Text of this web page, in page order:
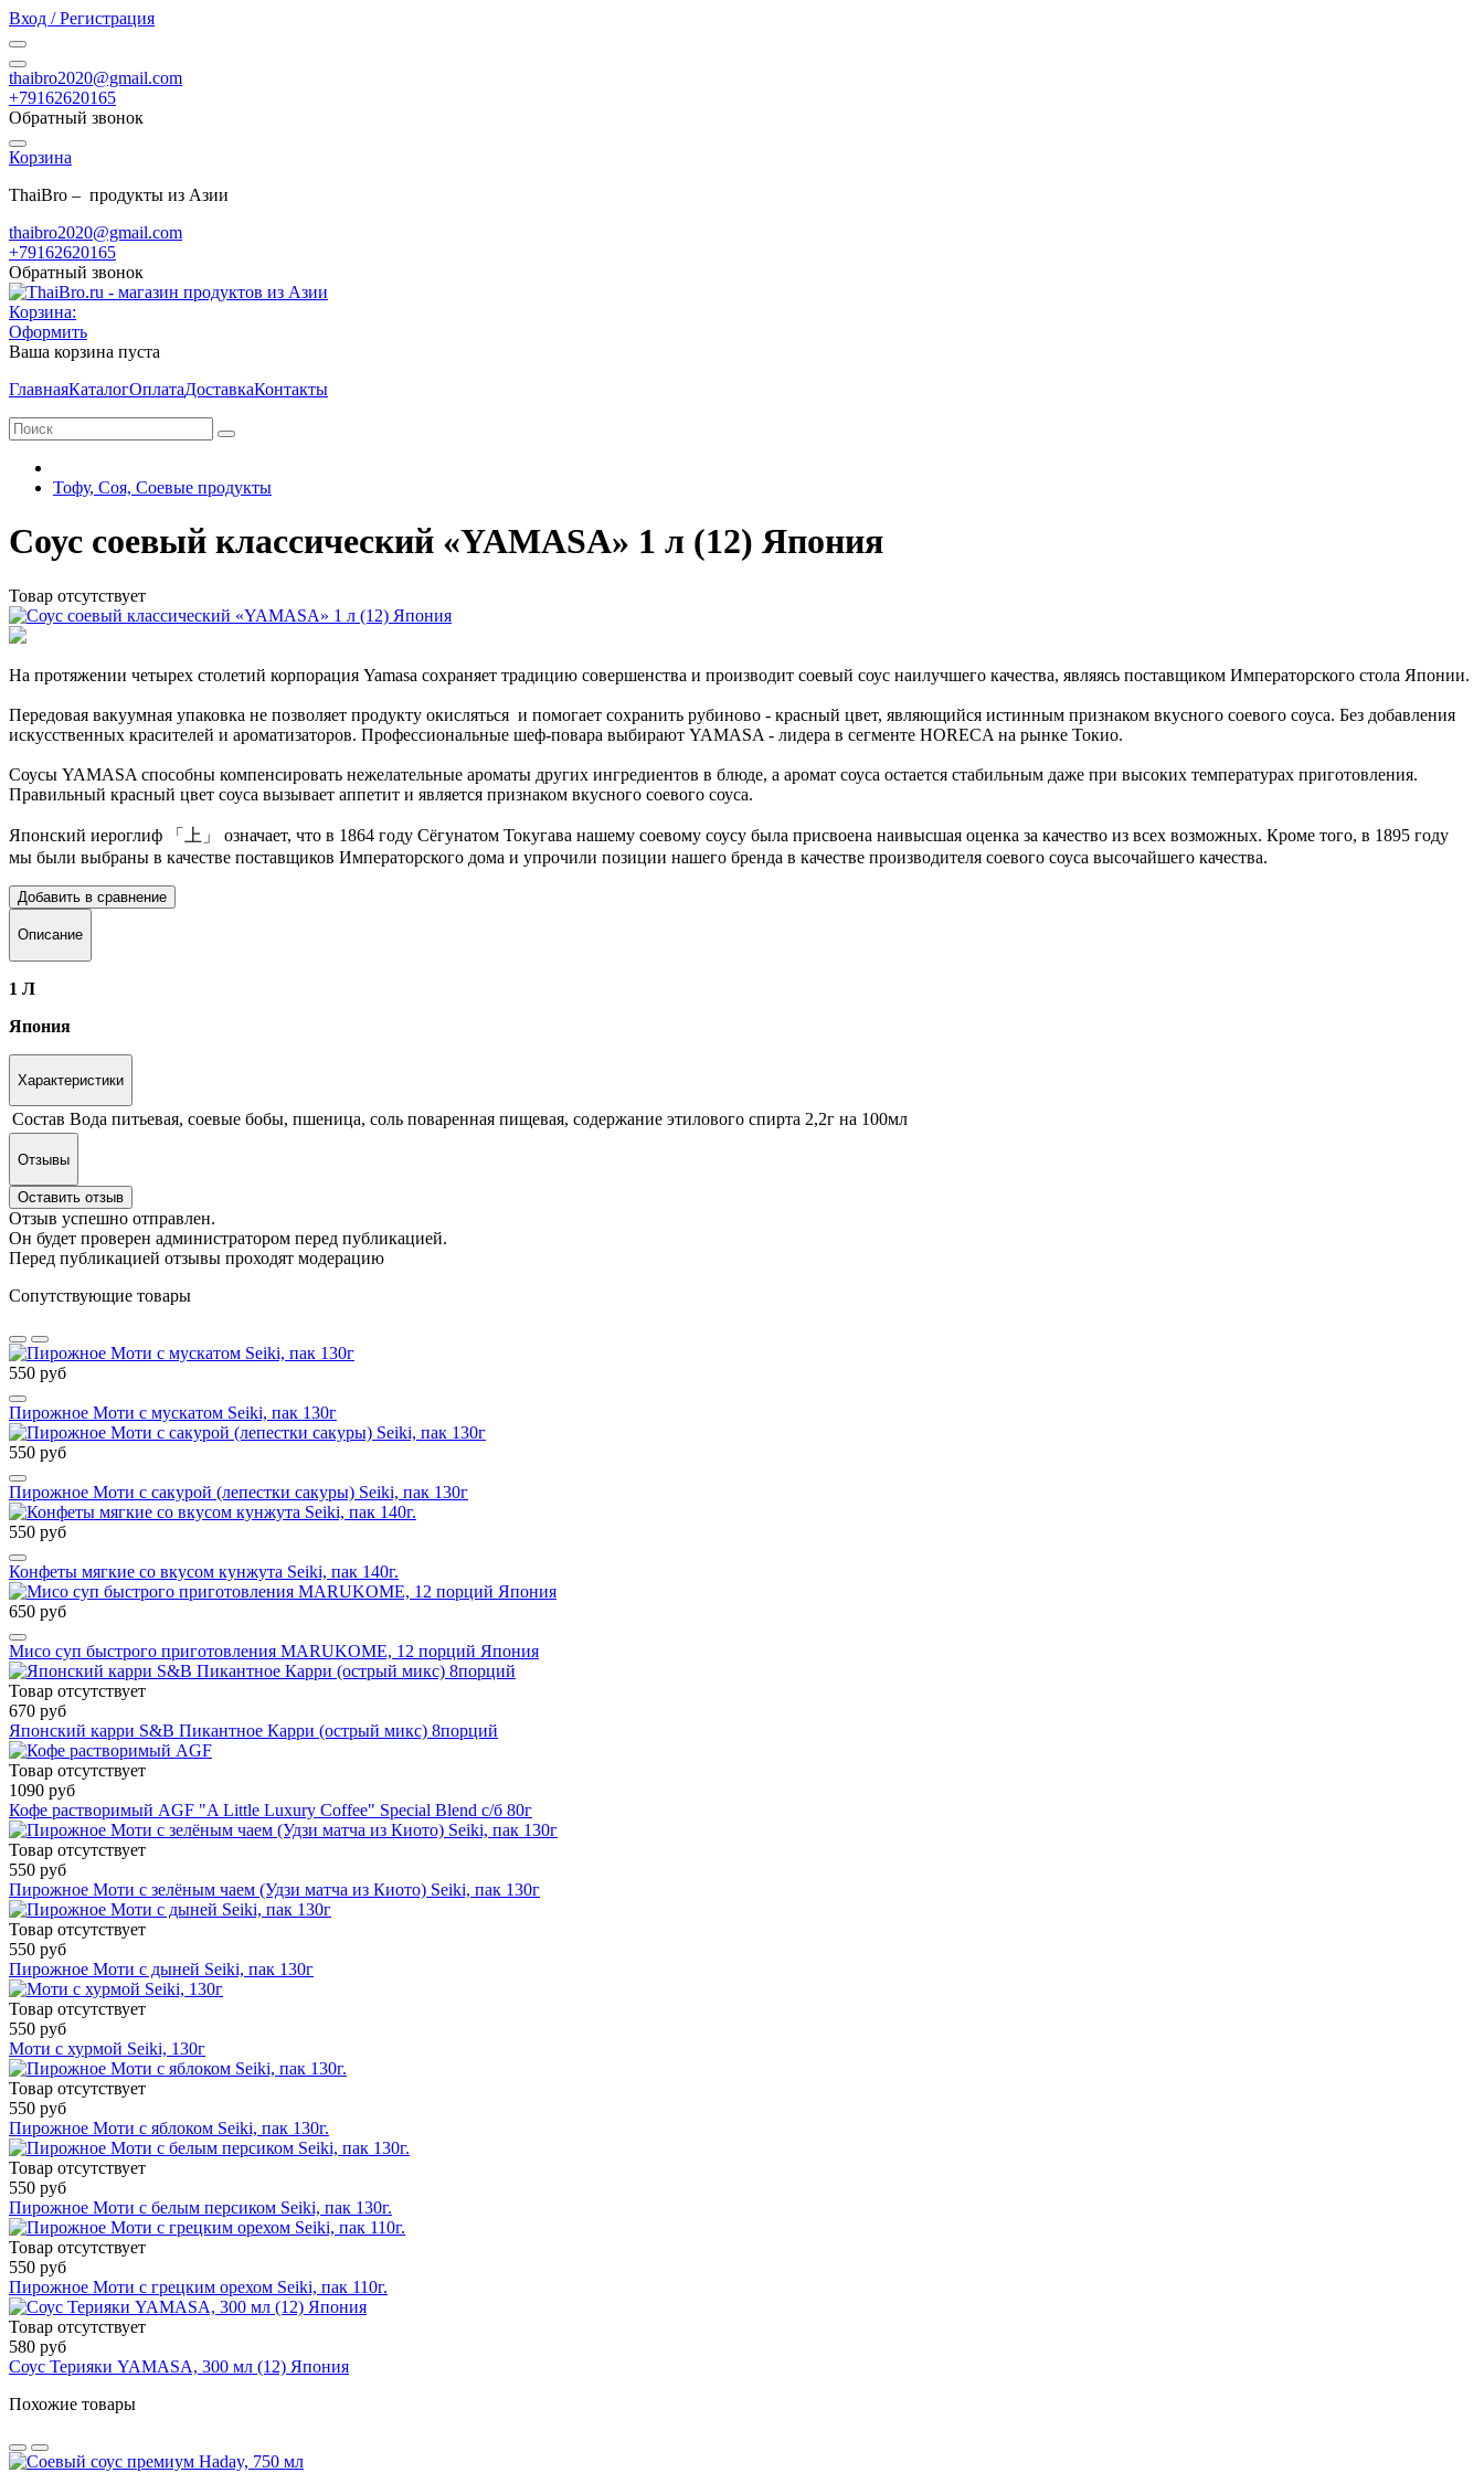
Вход / Регистрация
thaibro2020@gmail.com
+79162620165
Обратный звонок
Корзина
ThaiBro – продукты из Азии
thaibro2020@gmail.com
+79162620165
Обратный звонок
Корзина:
Оформить
Ваша корзина пуста
ГлавнаяКаталогОплатаДоставкаКонтакты
Тофу, Соя, Соевые продукты
Соус соевый классический «YAMASA» 1 л (12) Япония
Товар отсутствует
На протяжении четырех столетий корпорация Yamasa сохраняет традицию совершенства и производит соевый соус наилучшего качества, являясь поставщиком Императорского стола Японии.
Передовая вакуумная упаковка не позволяет продукту окисляться и помогает сохранить рубиново - красный цвет, являющийся истинным признаком вкусного соевого соуса. Без добавления
искусственных красителей и ароматизаторов. Профессиональные шеф-повара выбирают YAMASA - лидера в сегменте HORECA на рынке Токио.
Соусы YAMASA способны компенсировать нежелательные ароматы других ингредиентов в блюде, а аромат соуса остается стабильным даже при высоких температурах приготовления.
Правильный красный цвет соуса вызывает аппетит и является признаком вкусного соевого соуса.
Японский иероглиф 「上」 означает, что в 1864 году Сёгунатом Токугава нашему соевому соусу была присвоена наивысшая оценка за качество из всех возможных. Кроме того, в 1895 году
мы были выбраны в качестве поставщиков Императорского дома и упрочили позиции нашего бренда в качестве производителя соевого соуса высочайшего качества.
Добавить в сравнение
Описание
1 Л
Япония
Характеристики
Состав Вода питьевая, соевые бобы, пшеница, соль поваренная пищевая, содержание этилового спирта 2,2г на 100мл
Отзывы
Оставить отзыв
Отзыв успешно отправлен.
Он будет проверен администратором перед публикацией.
Перед публикацией отзывы проходят модерацию
Сопутствующие товары
550 руб
Пирожное Моти с мускатом Seiki, пак 130г
550 руб
Пирожное Моти с сакурой (лепестки сакуры) Seiki, пак 130г
550 руб
Конфеты мягкие со вкусом кунжута Seiki, пак 140г.
650 руб
Мисо суп быстрого приготовления MARUKOME, 12 порций Япония
Товар отсутствует
670 руб
Японский карри S&B Пикантное Карри (острый микс) 8порций
Товар отсутствует
1090 руб
Кофе растворимый AGF "A Little Luxury Coffee" Special Blend с/б 80г
Товар отсутствует
550 руб
Пирожное Моти с зелёным чаем (Удзи матча из Киото) Seiki, пак 130г
Товар отсутствует
550 руб
Пирожное Моти с дыней Seiki, пак 130г
Товар отсутствует
550 руб
Моти с хурмой Seiki, 130г
Товар отсутствует
550 руб
Пирожное Моти с яблоком Seiki, пак 130г.
Товар отсутствует
550 руб
Пирожное Моти с белым персиком Seiki, пак 130г.
Товар отсутствует
550 руб
Пирожное Моти с грецким орехом Seiki, пак 110г.
Товар отсутствует
580 руб
Соус Терияки YAMASA, 300 мл (12) Япония
Похожие товары